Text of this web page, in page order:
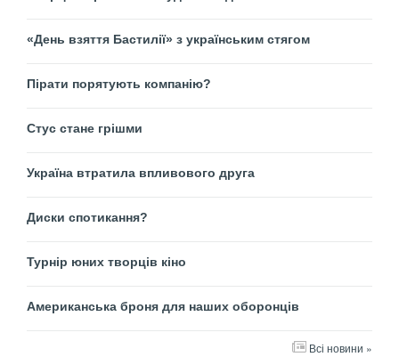
«День взяття Бастилії» з українським стягом
Пірати порятують компанію?
Стус стане грішми
Україна втратила впливового друга
Диски спотикання?
Турнір юних творців кіно
Американська броня для наших оборонців
Всі новини »